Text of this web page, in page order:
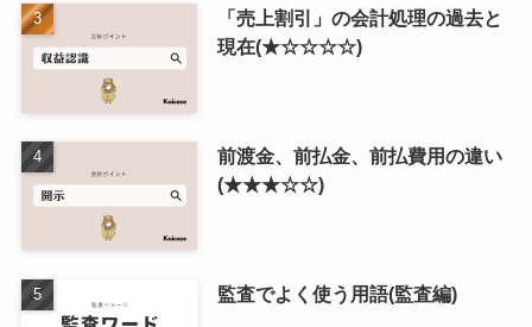
「売上割引」の会計処理の過去と
現在(★☆☆☆☆)
前渡金、前払金、前払費用の違い
(★★★☆☆)
監査でよく使う用語(監査編)